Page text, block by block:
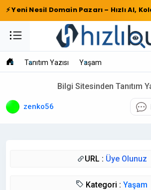
⚡ Yeni Nesil Domain Pazarı – Hızlı Al,
Tanıtım Yazısı Yaşam
Bilgi Sitesinden Tanıtım
zenko56
URL : Üye Olunuz
Kategori : Yaşam